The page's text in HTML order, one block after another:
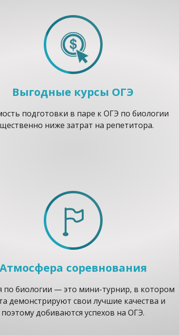
Выгодные курсы ОГЭ
подготовки в паре к ОГЭ по биологии
ниже затрат на репетитора.
Атмосфера соревнования
по биологии — это мини-турнир, в котором
демонстрируют свои лучшие качества и
поэтому добиваются успехов на ОГЭ.